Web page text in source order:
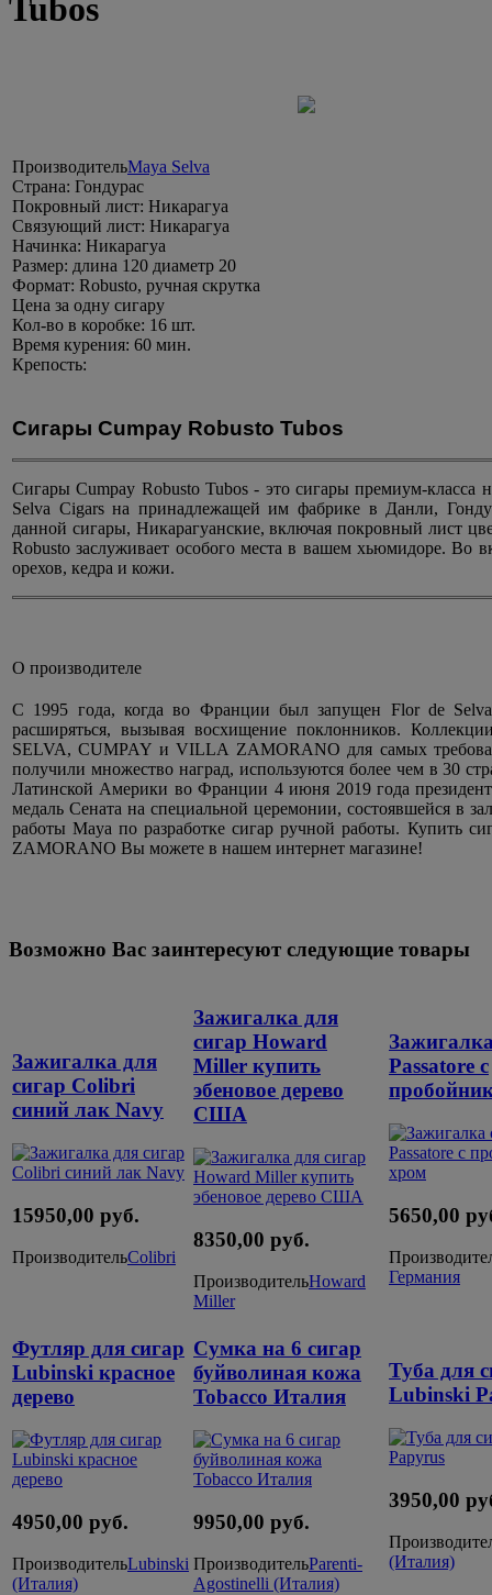
Tubos
ПроизводительMaya Selva
Страна: Гондурас
Покровный лист: Никарагуа
Связующий лист: Никарагуа
Начинка: Никарагуа
Размер: длина 120 диаметр 20
Формат: Robusto, ручная скрутка
Цена за одну сигару
Кол-во в коробке: 16 шт.
Время курения: 60 мин.
Крепость:
Сигары Cumpay Robusto Tubos
Сигары Cumpay Robusto Tubos - это сигары премиум-класса
Selva Cigars на принадлежащей им фабрике в Данли,
данной сигары, Никарагуанские, включая покровный лист
Robusto заслуживает особого места в вашем хьюмидоре. Во
орехов, кедра и кожи.
О производителе
С 1995 года, когда во Франции был запущен Flor de
расширяться, вызывая восхищение поклонников.
SELVA, CUMPAY и VILLA ZAMORANO для самых
получили множество наград, используются более чем в 30
Латинской Америки во Франции 4 июня 2019 года
медаль Сената на специальной церемонии, состоявшейся в
работы Maya по разработке сигар ручной работы.
ZAMORANO Вы можете в нашем интернет магазине!
Возможно Вас заинтересуют следующие товары
Зажигалка для
сигар Colibri
синий лак Navy
15950,00 руб.
ПроизводительColibri
Зажигалка для
сигар Howard
Miller купить
эбеновое дерево
США
8350,00 руб.
ПроизводительHoward
Miller
Passatore с
5650,00
Германия
Футляр для сигар
Lubinski красное
дерево
4950,00 руб.
ПроизводительLubinski
(Италия)
Cумка на 6 сигар
буйволиная кожа
Tobacco Италия
9950,00 руб.
ПроизводительParenti-
Agostinelli (Италия)
Туба для
Lubinski
3950,00
(Италия)